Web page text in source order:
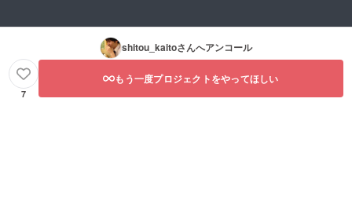
shitou_kaitoさんへアンコール
7
もう一度プロジェクトをやってほしい